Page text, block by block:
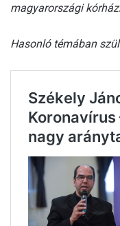
magyarországi
Hasonló témában